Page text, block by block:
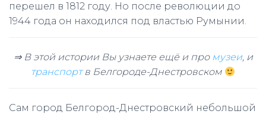
перешел в 1812 году. Но после революции до
1944 года он находился под властью Румынии.
⇒ В этой истории Вы узнаете ещё и про музеи, и
транспортв Белгороде-Днестровском
Сам город Белгород-Днестровский небольшой